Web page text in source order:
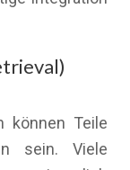
können Teile
sein. Viele